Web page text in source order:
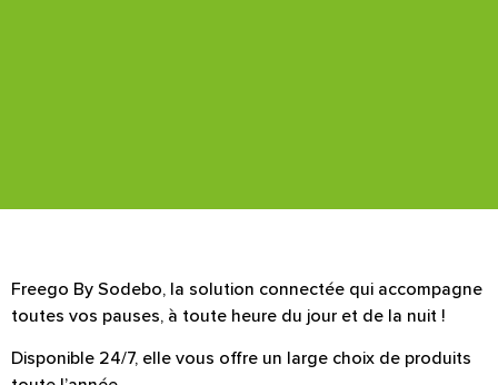
Freego By Sodebo, la solution connectée qui accompagne
toutes vos pauses, à toute heure du jour et de la nuit !
Disponible 24/7, elle vous offre un large choix de produits